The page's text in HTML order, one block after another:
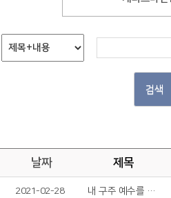
검색
날짜 제목
2021-02-28 내 구주 예수를 더욱 사랑